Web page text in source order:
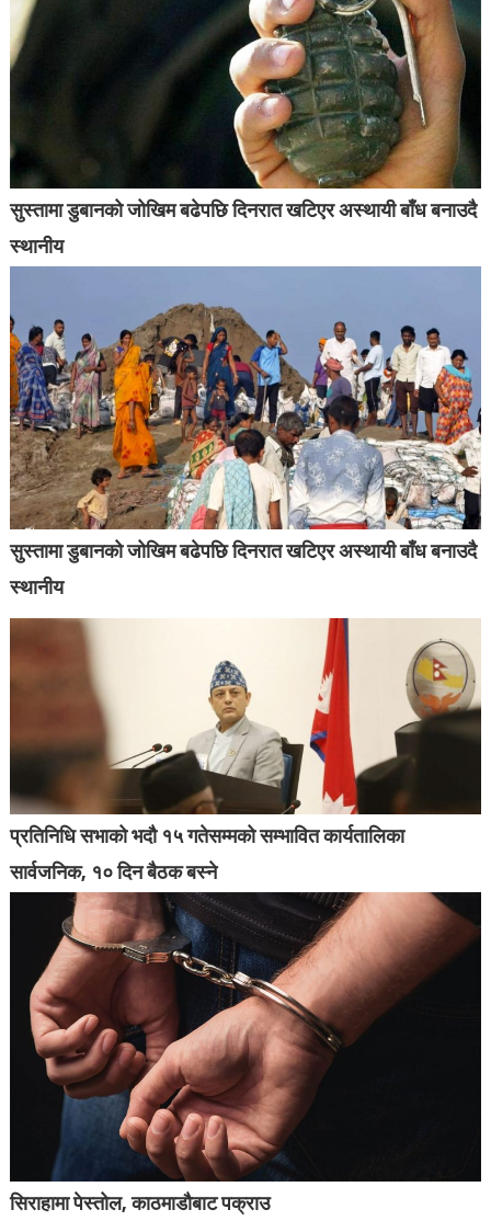
सुस्तामा डुबानको जोखिम बढेपछि दिनरात खटिएर अस्थायी बाँध बनाउदै
स्थानीय
सुस्तामा डुबानको जोखिम बढेपछि दिनरात खटिएर अस्थायी बाँध बनाउदै
स्थानीय
प्रतिनिधि सभाको भदौ १५ गतेसम्मको सम्भावित कार्यतालिका
सार्वजनिक, १० दिन बैठक बस्ने
सिराहामा पेस्तोल, काठमाडौबाट पक्राउ